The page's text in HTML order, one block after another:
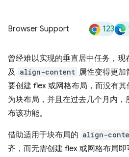
Browser Support 123
曾经难以实现的垂直居中任务，
及 align-content 属性变得更加
要创建 flex 或网格布局，而没有
为块布局，并且在过去几个月内
布该功能。
借助适用于块布局的 align-
齐，而无需创建 flex 或网格布局即